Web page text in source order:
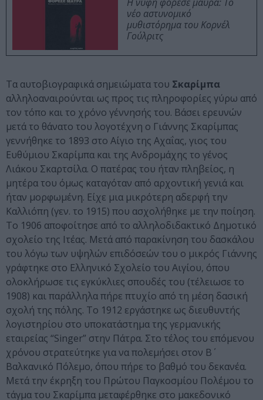
νέο αστυνομικό
μυθιστόρημα του Κορνέλ
Γούλριτς
Τα αυτοβιογραφικά σημειώματα του Σκαρίμπα
αλληλοαναιρούνται ως προς τις πληροφορίες γύρω από
τον τόπο και το χρόνο γέννησής του. Βάσει ερευνών
μετά το θάνατο του λογοτέχνη ο Γιάννης Σκαρίμπας
γεννήθηκε το 1893 στο Αίγιο της Αχαΐας, γιος του
Ευθύμιου Σκαρίμπα και της Ανδρομάχης το γένος
Λιάκου Σκαρτσίλα. Ο πατέρας του ήταν πληβείος, η
μητέρα του όμως καταγόταν από αρχοντική γενιά και
ήταν μορφωμένη. Είχε μια μικρότερη αδερφή την
Καλλιόπη (γεν. το 1915) που ασχολήθηκε με την ποίηση.
Το 1906 αποφοίτησε από το αλληλοδιδακτικό Δημοτικό
σχολείο της Ιτέας. Μετά από παρακίνηση του δασκάλου
του λόγω των υψηλών επιδόσεών του ο μικρός Γιάννης
γράφτηκε στο Ελληνικό Σχολείο του Αιγίου, όπου
ολοκλήρωσε τις εγκύκλιες σπουδές του (τέλειωσε το
1908) και παράλληλα πήρε πτυχίο από τη μέση δασική
σχολή της πόλης. Το 1912 εργάστηκε ως διευθυντής
λογιστηρίου στο υποκατάστημα της γερμανικής
εταιρείας “Singer” στην Πάτρα. Στο τέλος του επόμενου
χρόνου στρατεύτηκε για να πολεμήσει στον Β΄
Βαλκανικό Πόλεμο, όπου πήρε το βαθμό του δεκανέα.
Μετά την έκρηξη του Πρώτου Παγκοσμίου Πολέμου το
τάγμα του Σκαρίμπα μεταφέρθηκε στο μακεδονικό